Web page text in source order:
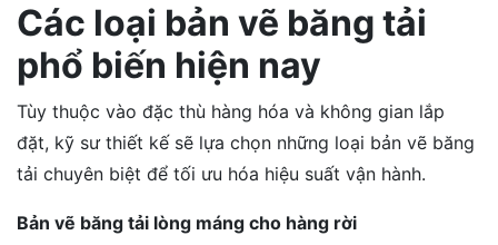
Các loại bản vẽ băng tải
phổ biến hiện nay
Tùy thuộc vào đặc thù hàng hóa và không gian lắp
đặt, kỹ sư thiết kế sẽ lựa chọn những loại bản vẽ băng
tải chuyên biệt để tối ưu hóa hiệu suất vận hành.
Bản vẽ băng tải lòng máng cho hàng rời